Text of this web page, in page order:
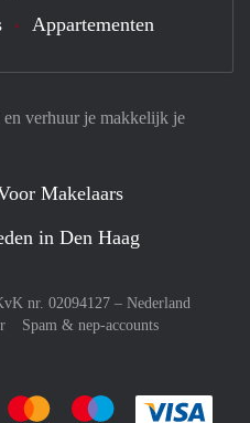
verhuur je makkelijk je
Makelaars
in Den Haag
nr. 02094127 – Nederland
Spam & nep-accounts
rekent gemakkelijk af met Paypal
Je rekent gemakkelijk af met
Je rekent
Appartementen